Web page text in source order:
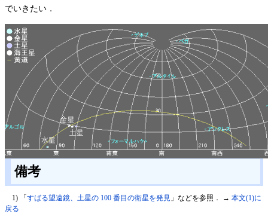
でいきたい．
備考
1) 「 すばる望遠鏡、土星の 100 番目の衛星を発見」などを参照． → 本文(1)に
戻る